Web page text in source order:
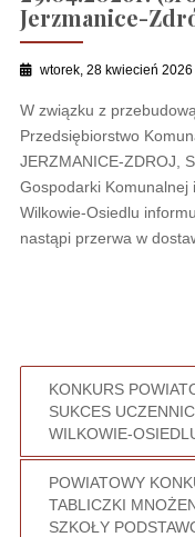
Jerzmanice-
wtorek, 28 kwiecień
W związku z
Przedsiębiorstwo
JERZMANICE-ZDROJ,
Gospodarki Komunalnej
Wilkowie-Osiedlu
nastąpi przerwa w
KONKURS
SUKCES
WILKOWIE-
POWIATOWY
TABLICZKI
SZKOŁY